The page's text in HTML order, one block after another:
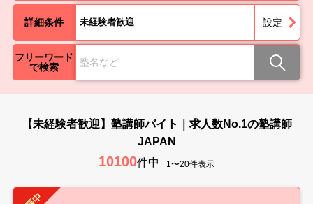
詳細条件 未経験者歓迎 設定
フリーワード
で検索
【未経験者歓迎】塾講師バイト｜求人数No.1の塾講師
JAPAN
10100件中 1〜20件表示